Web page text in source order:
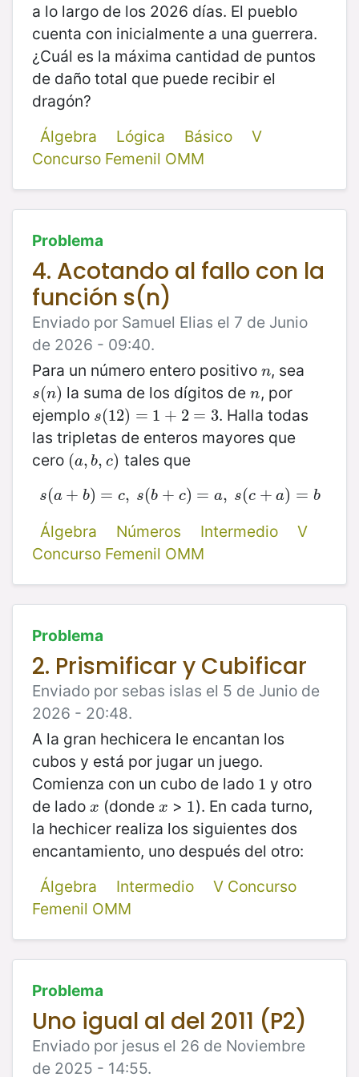
a lo largo de los 2026 días. El pueblo
cuenta con inicialmente a una guerrera.
¿Cuál es la máxima cantidad de puntos
de daño total que puede recibir el
dragón?
Álgebra
Lógica Básico
V
Concurso Femenil OMM
Problema
4. Acotando al fallo con la
función s(n)
Enviado por Samuel Elias el 7 de Junio
de 2026 - 09:40.
Para un número entero positivo n
n, sea
s(n)
s(n) la suma de los dígitos den
n, por
ejemplo s(12) = 1 + 2 = 3
s(12) =1 +2= 3
. Halla todas
las tripletas de enteros mayores que
cero (a, b, c)
(a,b,c) tales que
s(a + b) = c, s(b + c) = a, s(c + a) = b
s (a+b )=c, s( b+c) =a , s c+a)=b
Álgebra
Números Intermedio
V
Concurso Femenil OMM
Problema
2. Prismificar y Cubificar
Enviado por sebas islas el 5 de Junio de
2026 - 20:48.
A la gran hechicera le encantan los
cubos y está por jugar un juego.
Comienza con un cubo de lado 1
1 y otro
de lado x
x (dondex
x > 1
1). En cada turno,
la hechicer realiza los siguientes dos
encantamiento, uno después del otro:
Álgebra
Intermedio
V Concurso
Femenil OMM
Problema
Uno igual al del 2011 (P2)
Enviado por jesus el 26 de Noviembre
de 2025 - 14:55.